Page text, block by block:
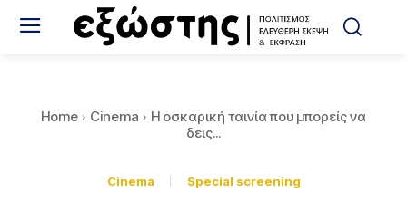
Home Cinema
Η οσκαρική ταινία που μπορείς να
δεις...
Cinema Special screening